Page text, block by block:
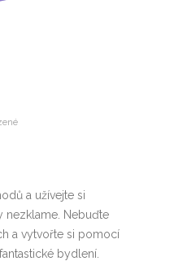
a užívejte si
nezklame. Nebuďte
a vytvořte si pomocí
fantastické bydlení.